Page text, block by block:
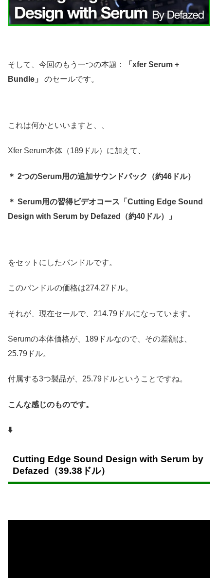
そして、今回のもう一つの本題：
「xfer Serum +
Bundle」
のセールです。
これは何かといいますと、、
Xfer Serum本体（189ドル）に加えて、
＊ 2つのSerum用の追加サウンドパック（約46ドル）
＊ Serum用の習得ビデオコース「Cutting Edge Sound
Design with Serum by Defazed（約40ドル）」
をセットにしたバンドルです。
このバンドルの価格は274.27ドル。
それが、現在セールで、214.79ドルになっています。
Serumの本体価格が、189ドルなので、その差額は、
25.79ドル。
付属する3つ製品が、25.79ドルということですね。
こんな感じのものです。
⬇️
Cutting Edge Sound Design with Serum by
Defazed（39.38ドル）